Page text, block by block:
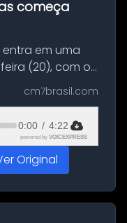
começa
entra em uma
(20), com o
convenções
e
cm7brasil.com
0:00 / 4:22
powered by VOICEXPRESS
Original